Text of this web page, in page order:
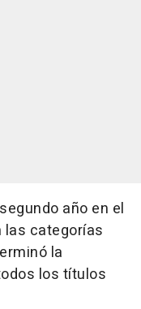
año en el
las categorías
la
los títulos